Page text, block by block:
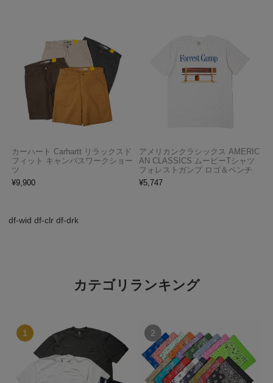
カーハート Carhartt リラックスド
フィット キャンバスワークショー
ツ
¥9,900
アメリカンクラシックス AMERIC
AN CLASSICS ムービーTシャツ
フォレストガンプ ロゴ＆ベンチ
¥5,747
df-wid df-clr df-drk
カテゴリランキング